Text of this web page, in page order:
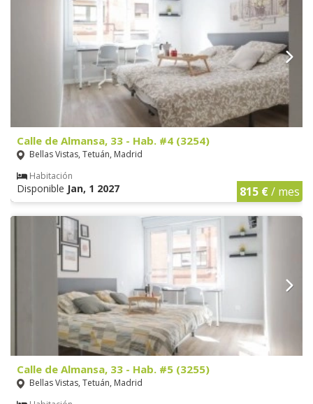
Calle de Almansa, 33 - Hab. #4 (3254)
Bellas Vistas, Tetuán, Madrid
Habitación
Disponible Jan, 1 2027 815 €/ mes
Calle de Almansa, 33 - Hab. #5 (3255)
Bellas Vistas, Tetuán, Madrid